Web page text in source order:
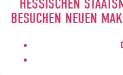
HESSISCHEN
BESUCHEN NEUEN